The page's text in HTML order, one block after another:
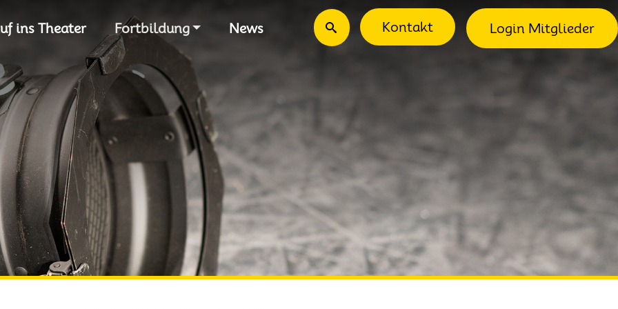
ins Theater Fortbildung News
Suche
Kontakt Login Mitglieder